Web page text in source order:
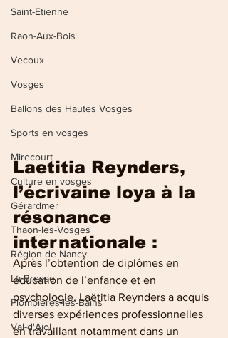
Saint-Etienne
Raon-Aux-Bois
Vecoux
Vosges
Ballons des Hautes Vosges
Sports en vosges
Mirecourt
Culture en vosges
Gérardmer
Thaon-les-Vosges
Région de Nancy
La Bresse
Plombières-les-Bains
Val-d'Ajol
Laetitia Reynders,
l’écrivaine loya à la
résonance
internationale :
Après l’obtention de diplômes en
éducation de l’enfance et en
psychologie, Laëtitia Reynders a acquis
diverses expériences professionnelles
en travaillant notamment dans un